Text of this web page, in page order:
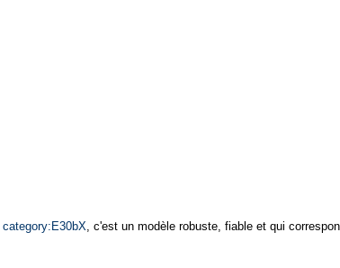
category:E30bX , c'est un modèle robuste, fiable et qui